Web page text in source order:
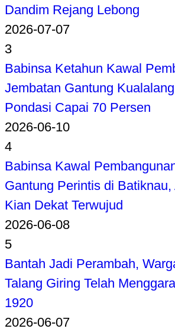
Dandim Rejang Lebong
2026-07-07
3
Babinsa Ketahun Kawal
Jembatan Gantung
Pondasi Capai 70 Persen
2026-06-10
4
Babinsa Kawal
Gantung Perintis di
Kian Dekat Terwujud
2026-06-08
5
Bantah Jadi Perambah,
Talang Giring Telah
1920
2026-06-07